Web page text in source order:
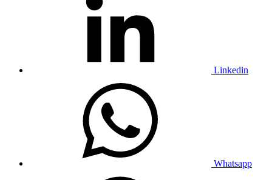
Linkedin
Whatsapp